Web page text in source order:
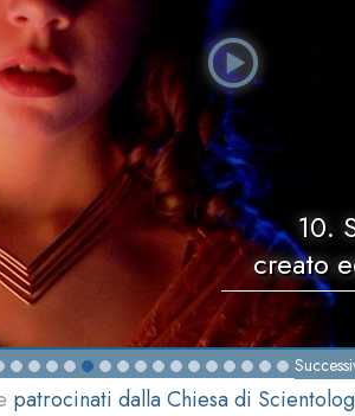
10.
creato
patrocinati dalla Chiesa di